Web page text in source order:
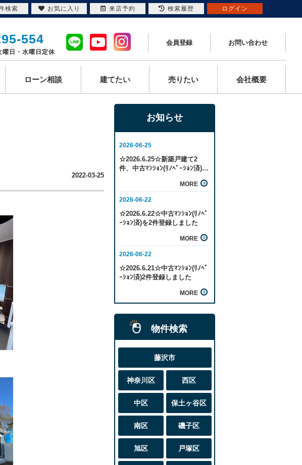
554
日・水曜日定休
会員登録 お問い合わせ
ローン相談 建てたい 売りたい 会社概要
2022-03-25
お知らせ
物件検索
藤沢市
神奈川区 西区
中区 保土ヶ谷区
南区 磯子区
旭区 戸塚区
検索 お気に入り 来店予約 検索履歴 ログイン